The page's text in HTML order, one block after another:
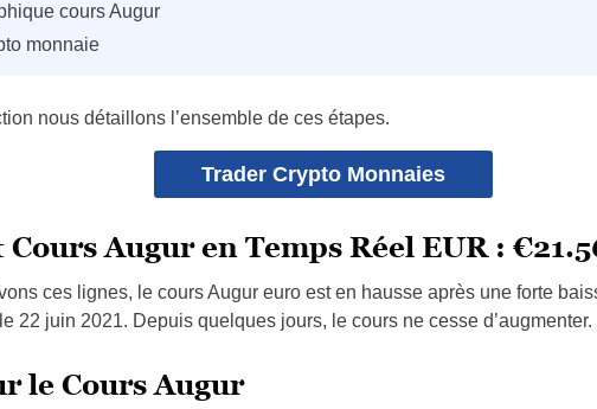
cours Augur
monnaie
nous détaillons l’ensemble de ces étapes.
Trader Crypto Monnaies
Augur en Temps Réel EUR :
ces lignes, le cours Augur euro est en hausse après une forte
le 22 juin 2021. Depuis quelques jours, le cours ne cesse d’augmenter.
le Cours Augur